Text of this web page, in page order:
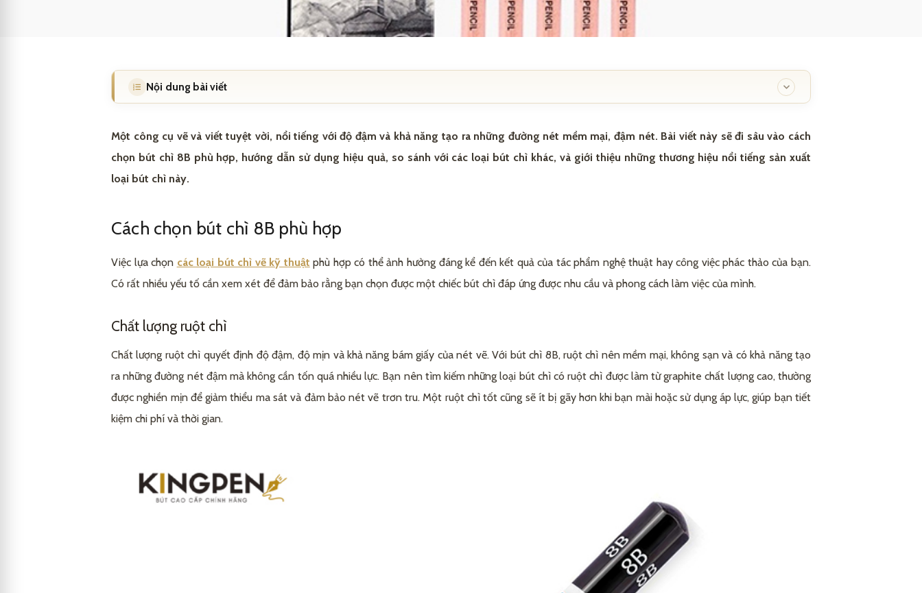
Nội dung bài viết
Chất lượng ruột chì
1.2 Độ bền của bút
So sánh về độ cứng và độ đậm
2.2 Ưu và nhược điểm so với bút chì than
3.3 Derwent
4 Khẳng định đẳng cấp qua từng nét bút
Một công cụ vẽ và viết tuyệt vời, nổi tiếng với độ đậm và khả năng tạo ra những đường nét mềm mại, đậm nét. Bài viết này sẽ đi sâu vào cách
chọn bút chì 8B phù hợp, hướng dẫn sử dụng hiệu quả, so sánh với các loại bút chì khác, và giới thiệu những thương hiệu nổi tiếng sản xuất
loại bút chì này.
Cách chọn bút chì 8B phù hợp
Việc lựa chọn các loại bút chì vẽ kỹ thuật phù hợp có thể ảnh hưởng đáng kể đến kết quả của tác phẩm nghệ thuật hay công việc phác thảo của bạn.
Có rất nhiều yếu tố cần xem xét để đảm bảo rằng bạn chọn được một chiếc bút chì đáp ứng được nhu cầu và phong cách làm việc của mình.
Chất lượng ruột chì
Chất lượng ruột chì quyết định độ đậm, độ mịn và khả năng bám giấy của nét vẽ. Với bút chì 8B, ruột chì nên mềm mại, không sạn và có khả năng tạo
ra những đường nét đậm mà không cần tốn quá nhiều lực. Bạn nên tìm kiếm những loại bút chì có ruột chì được làm từ graphite chất lượng cao, thường
được nghiền mịn để giảm thiểu ma sát và đảm bảo nét vẽ trơn tru. Một ruột chì tốt cũng sẽ ít bị gãy hơn khi bạn mài hoặc sử dụng áp lực, giúp bạn tiết
kiệm chi phí và thời gian.